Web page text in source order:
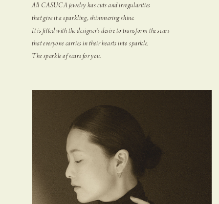
All CASUCA jewelry has cuts and irregularities
that give it a sparkling, shimmering shine.
It is filled with the designer's desire to transform the scars
that everyone carries in their hearts into sparkle.
The sparkle of scars for you.